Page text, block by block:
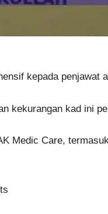
kepada penjawat
kekurangan kad ini
Medic Care,